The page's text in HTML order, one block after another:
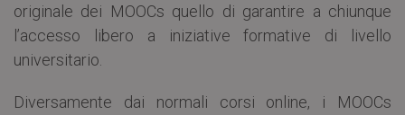
originale dei MOOCs quello di garantire a chiunque
l’accesso libero a iniziative formative di livello
universitario.
Diversamente dai normali corsi online, i MOOCs